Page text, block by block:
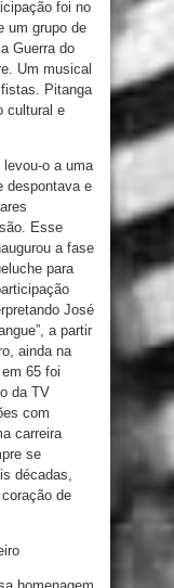
foi no
um grupo de
Guerra do
Um musical
Pitanga
cultural e
o a uma
despontava e
Esse
a fase
para
José
a partir
ainda na
65 foi
da TV
com
carreira
se
décadas,
de